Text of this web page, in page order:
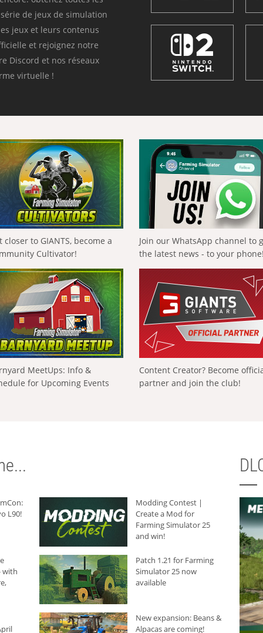
de jeux de simulation
jeux et leurs contenus
et rejoignez notre
Discord et nos réseaux
virtuelle !
closer to GIANTS, become a
Cultivator!
Join our WhatsApp channel to
the latest news - to your
MeetUps: Info &
for Upcoming Events
Content Creator? Become
partner and join the club!
L90!
Modding Contest |
Create a Mod for
Farming Simulator 25
and win!
with
Patch 1.21 for Farming
Simulator 25 now
available
New expansion: Beans &
Alpacas are coming!